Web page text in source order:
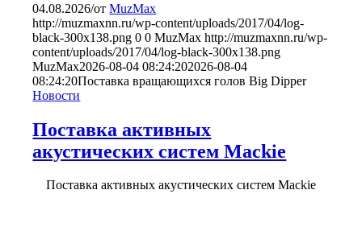
04.08.2026/отMuzMax
http://muzmaxnn.ru/wp-content/uploads/2017/04/log-
black-300x138.png 0 0 MuzMax http://muzmaxnn.ru/wp-
content/uploads/2017/04/log-black-300x138.png
MuzMax2026-08-04 08:24:202026-08-04
08:24:20Поставка вращающихся голов Big Dipper
Новости
Поставка активных
акустических систем Mackie
Поставка активных акустических систем Mackie